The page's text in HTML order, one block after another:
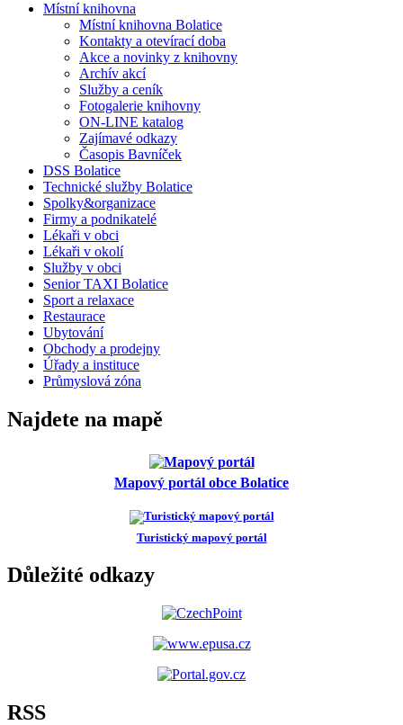
Místní knihovna
Místní knihovna Bolatice
Kontakty a otevírací doba
Akce a novinky z knihovny
Archív akcí
Služby a ceník
Fotogalerie knihovny
ON-LINE katalog
Zajímavé odkazy
Časopis Bavníček
DSS Bolatice
Technické služby Bolatice
Spolky&organizace
Firmy a podnikatelé
Lékaři v obci
Lékaři v okolí
Služby v obci
Senior TAXI Bolatice
Sport a relaxace
Restaurace
Ubytování
Obchody a prodejny
Úřady a instituce
Průmyslová zóna
Najdete na mapě
Mapový portál obce Bolatice
Turistický mapový portál
Důležité odkazy
RSS